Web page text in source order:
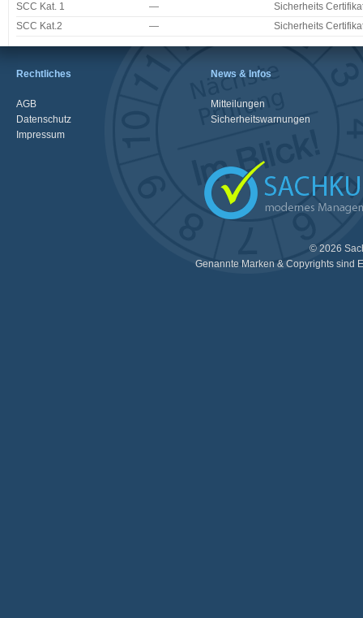
SCC Kat. 1
—
Sicherheits
SCC Kat.2
— Sicherheits
Rechtliches
AGB
Datenschutz
Impressum
News & Infos
Mitteilungen
Sicherheitswarnungen
© 2026
Genannte Marken & Copyrights sind